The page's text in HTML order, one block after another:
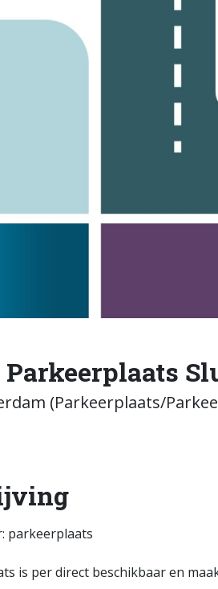
Parkeerplaats
(Parkeerplaats/
parkeerplaats
is per direct beschikbaar en